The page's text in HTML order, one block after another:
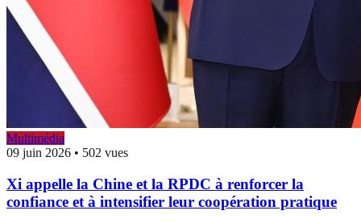
Multimédia
09 juin 2026 • 502 vues
Xi appelle la Chine et la RPDC à renforcer la
confiance et à intensifier leur coopération pratique